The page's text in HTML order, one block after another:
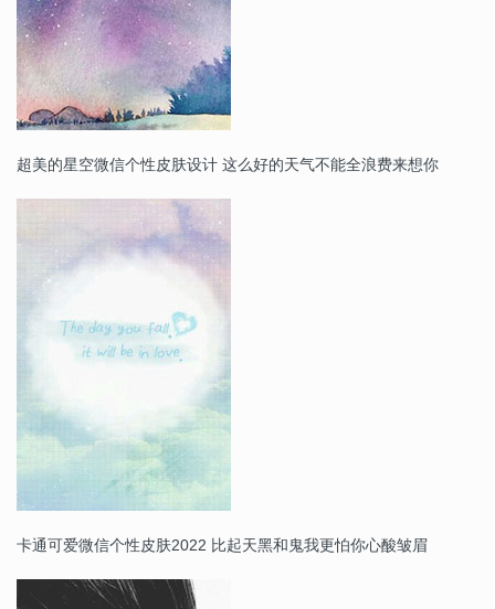
超美的星空微信个性皮肤设计 这么好的天气不能全浪费来想你
卡通可爱微信个性皮肤2022 比起天黑和鬼我更怕你心酸皱眉